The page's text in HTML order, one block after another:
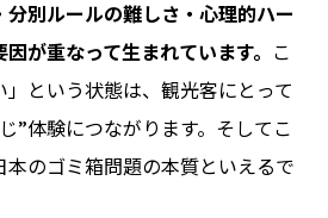
別ルールの難しさ・心理的ハー
が重なって生まれています。 こ
という状態は、観光客にとって
”体験につながります。そしてこ
本のゴミ箱問題の本質といえるで